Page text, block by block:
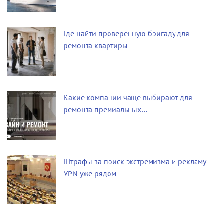
Где найти проверенную бригаду для
ремонта квартиры
Какие компании чаще выбирают для
ремонта премиальных…
Штрафы за поиск экстремизма и рекламу
VPN уже рядом